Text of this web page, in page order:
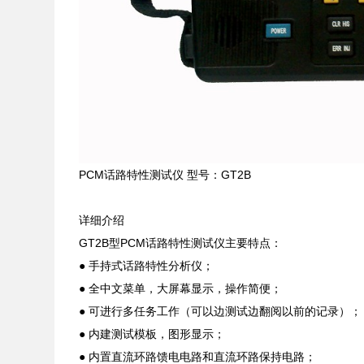
PCM话路特性测试仪 型号：GT2B
详细介绍
GT2B型PCM话路特性测试仪主要特点：
● 手持式话路特性分析仪；
● 全中文菜单，大屏幕显示，操作简便；
● 可进行多任务工作（可以边测试边翻阅以前的记录）
● 内建测试模板，图形显示；
● 内置直流环路馈电电路和直流环路保持电路；